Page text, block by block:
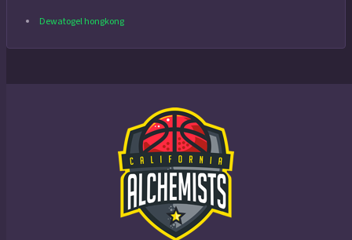
Dewatogel hongkong